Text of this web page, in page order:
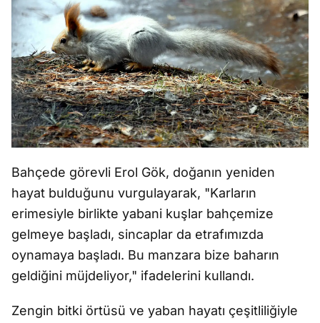
Bahçede görevli Erol Gök, doğanın yeniden
hayat bulduğunu vurgulayarak, "Karların
erimesiyle birlikte yabani kuşlar bahçemize
gelmeye başladı, sincaplar da etrafımızda
oynamaya başladı. Bu manzara bize baharın
geldiğini müjdeliyor," ifadelerini kullandı.
Zengin bitki örtüsü ve yaban hayatı çeşitliliğiyle